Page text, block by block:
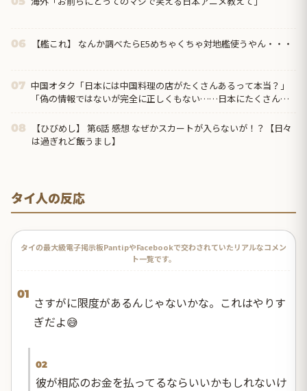
06 【艦これ】 なんか調べたらE5めちゃくちゃ対地艦使うやん・・・
07 中国オタク「日本には中国料理の店がたくさんあるって本当？」
「偽の情報ではないが完全に正しくもない……日本にたくさんあ
08
【ひびめし】 第6話 感想 なぜかスカートが入らないが！？【日々
は過ぎれど飯うまし】
タイ人の反応
タイの最大級電子掲示板PantipやFacebookで交わされていたリアルなコメン
ト一覧です。
01
さすがに限度があるんじゃないかな。これはやりす
ぎだよ😅
02
彼が相応のお金を払ってるならいいかもしれないけ